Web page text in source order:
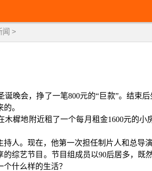
闻 >
诞晚会，挣了一笔800元的“巨款”。结束
。
木樨地附近租了一个每月租金1600元的小
人。现在，他第一次担任制片人和总导
的综艺节目。节目组成员以90后居多，既
什么样的生活？